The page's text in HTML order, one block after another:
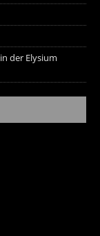
der Elysium